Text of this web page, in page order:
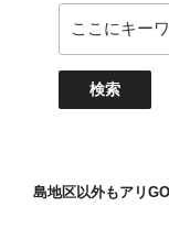
島地区以外もアリ